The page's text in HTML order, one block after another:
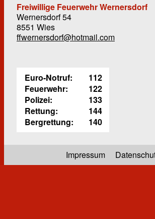
Freiwillige Feuerwehr Wernersdorf
Wernersdorf 54
8551 Wies
ffwernersdorf@hotmail.com
Euro-Notruf:
112
Feuerwehr:
122
Polizei:
133
Rettung:
144
Bergrettung:
140
Impressum